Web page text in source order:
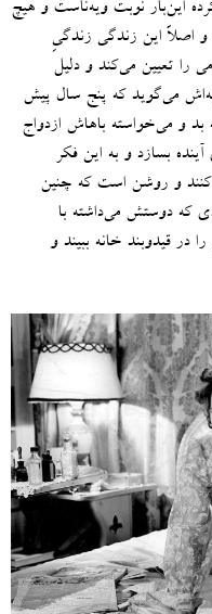
این‌بار نوبت ویه‌ناست و هیچ
و اصلاً این زندگی زندگیِ
را تعیین می‌کند و دلیل
می‌گوید که پنج سال پیش
و می‌خواسته باهاش ازدواج
بسازد و به این فکر
و روشن است که چنین
که دوستش می‌داشته با
در قیدوبند خانه ببیند و